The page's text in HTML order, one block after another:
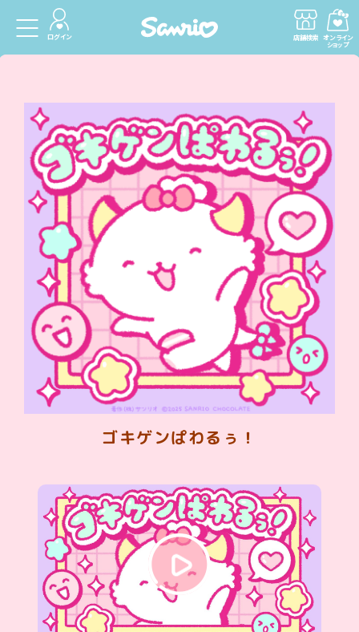
ログイン 店舗検索 オンライン
ショップ
ゴキゲンぱわるぅ！